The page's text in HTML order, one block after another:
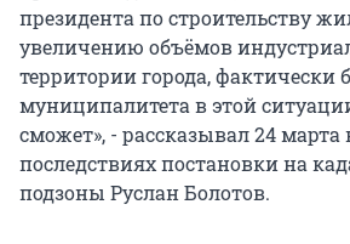
президента по строительству
увеличению объёмов
территории города, фактически
муниципалитета в этой
сможет», - рассказывал 24 марта
последствиях постановки на
подзоны Руслан Болотов.